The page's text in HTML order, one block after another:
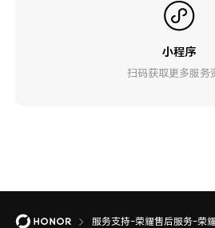
小程序
扫码获取更多服务
服务支持-荣耀售后服务-荣